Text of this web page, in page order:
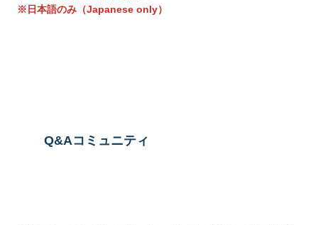
※日本語のみ（Japanese only）
Q&Aコミュニティ